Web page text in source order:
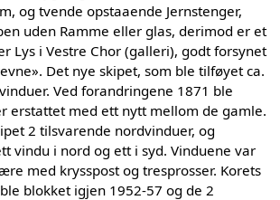
og tvende opstaaende Jernstenger,
uden Ramme eller glas, derimod er et
Lys i Vestre Chor (galleri), godt forsynet
Det nye skipet, som ble tilføyet ca.
Ved forandringene 1871 ble
erstattet med ett nytt mellom de gamle.
2 tilsvarende nordvinduer, og
vindu i nord og ett i syd. Vinduene var
med krysspost og tresprosser. Korets
blokket igjen 1952-57 og de 2